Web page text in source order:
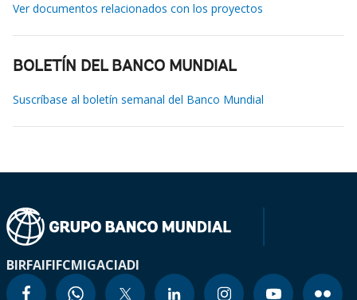
Ver documentos relacionados con los proyectos
BOLETÍN DEL BANCO MUNDIAL
Suscríbase al boletín semanal del Banco Mundial
BIRFAIFIFCMIGACIADI